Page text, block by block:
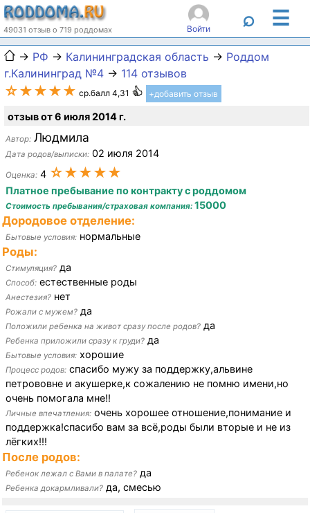
49031 отзыв о 719 роддомах Войти ⌕ ☰
→ РФ → Калининградская область → Роддом
г.Калининград №4 → 114 отзывов
☆★★★★ ср.балл 4,31 +добавить отзыв
отзыв от 6 июля 2014 г.
Автор: Людмила
Дата родов/выписки: 02 июля 2014
Оценка: 4 ☆★★★★
Платное пребывание по контракту с роддомом
Стоимость пребывания/страховая компания: 15000
Дородовое отделение:
Бытовые условия: нормальные
Роды:
Стимуляция? да
Способ: естественные роды
Анестезия? нет
Рожали с мужем? да
Положили ребенка на живот сразу после родов? да
Ребенка приложили сразу к груди? да
Бытовые условия: хорошие
Процесс родов: спасибо мужу за поддержку,альвине
петрововне и акушерке,к сожалению не помню имени,но
очень помогала мне!!
Личные впечатления: очень хорошее отношение,понимание и
поддержка!спасибо вам за всё,роды были вторые и не из
лёгких!!!
После родов:
Ребенок лежал с Вами в палате? да
Ребенка докармливали? да, смесью